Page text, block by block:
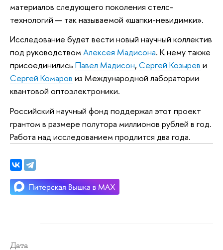
материалов следующего поколения стелс-
технологий — так называемой «шапки-невидимки».
Исследование будет вести новый научный коллектив
под руководством Алексея Мадисона. К нему также
присоединились Павел Мадисон, Сергей Козырев и
Сергей Комаров из Международной лаборатории
квантовой оптоэлектроники.
Российский научный фонд поддержал этот проект
грантом в размере полутора миллионов рублей в год.
Работа над исследованием продлится два года.
Дата